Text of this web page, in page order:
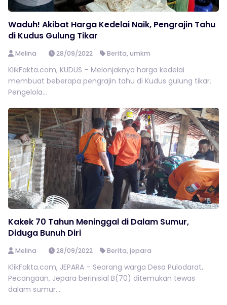
Waduh! Akibat Harga Kedelai Naik, Pengrajin Tahu
di Kudus Gulung Tikar
Melina 28/09/2022 Berita,umkm
KlikFakta.com, KUDUS – Melonjaknya harga kedelai
membuat beberapa pengrajin tahu di Kudus gulung tikar.
Pengelola...
Kakek 70 Tahun Meninggal di Dalam Sumur,
Diduga Bunuh Diri
Melina 28/09/2022 Berita,jepara
KlikFakta.com, JEPARA – Seorang warga Desa Pulodarat,
Pecangaan, Jepara berinisial B(70) ditemukan tewas
dalam sumur...